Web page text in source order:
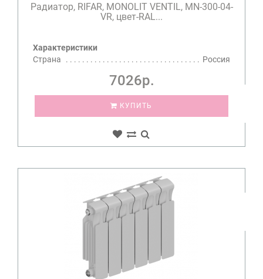
Радиатор, RIFAR, MONOLIT VENTIL, MN-300-04-
VR, цвет-RAL...
Характеристики
Страна
Россия
7026р.
КУПИТЬ